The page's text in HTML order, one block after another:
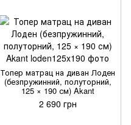
Топер матрац на диван Лоден
(безпружинний, полуторний,
125 × 190 см) Akant
2 690 грн